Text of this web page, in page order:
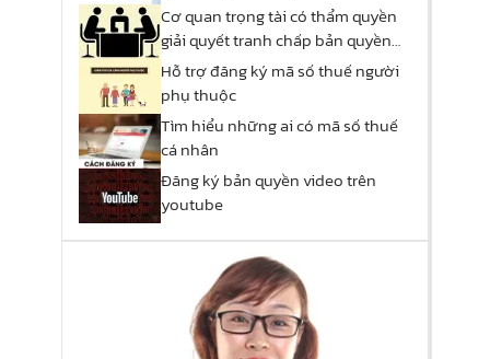
Cơ quan trọng tài có thẩm quyền
giải quyết tranh chấp bản quyền
hay không?
Hỗ trợ đăng ký mã số thuế người
phụ thuộc
Tìm hiểu những ai có mã số thuế
cá nhân
Đăng ký bản quyền video trên
youtube